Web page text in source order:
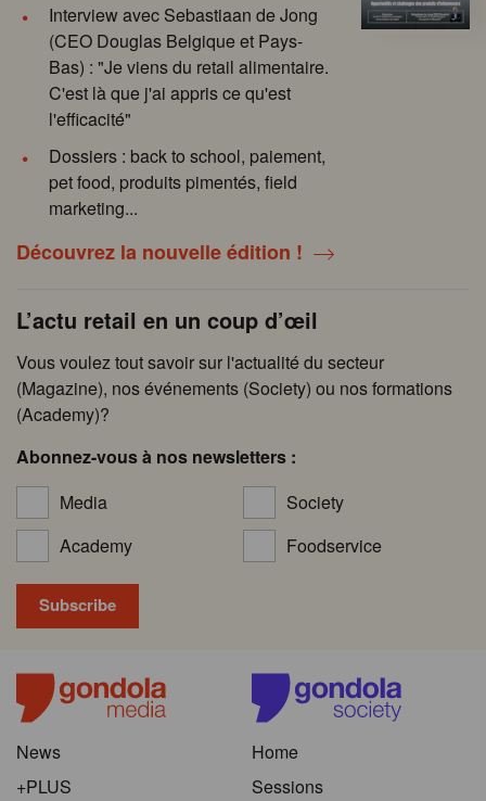
Interview avec Sebastiaan de Jong
(CEO Douglas Belgique et Pays-
Bas) : "Je viens du retail alimentaire.
C'est là que j'ai appris ce qu'est
l'efficacité"
Dossiers : back to school, paiement,
pet food, produits pimentés, field
marketing...
Découvrez la nouvelle édition !
L’actu retail en un coup d’œil
Vous voulez tout savoir sur l'actualité du secteur
(Magazine), nos événements (Society) ou nos formations
(Academy)?
Abonnez-vous à nos newsletters :
Media
Society
Academy
Foodservice
News
+PLUS
Home
Sessions